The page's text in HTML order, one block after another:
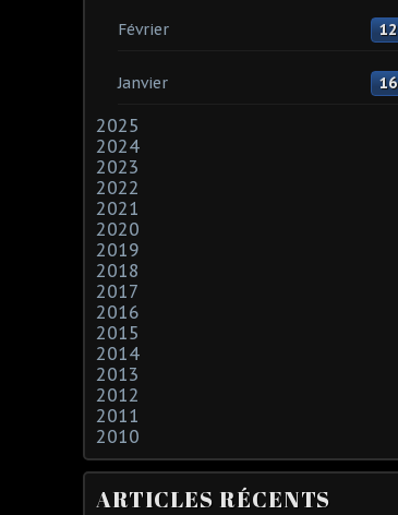
Février 12
Janvier 16
2025
2024
2023
2022
2021
2020
2019
2018
2017
2016
2015
2014
2013
2012
2011
2010
ARTICLES RÉCENTS